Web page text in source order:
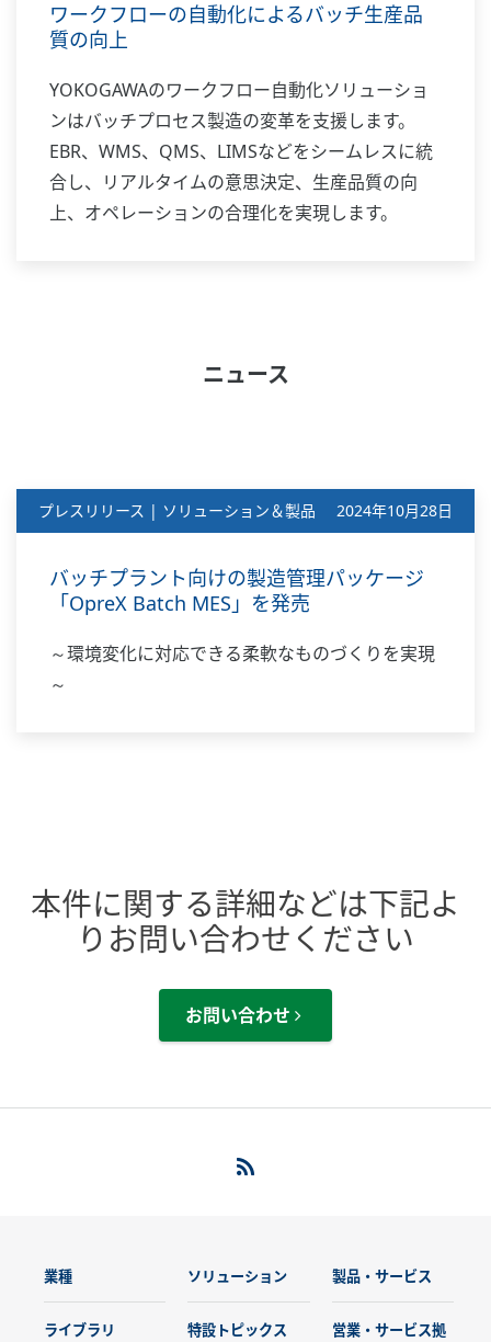
ワークフローの自動化によるバッチ生産品
質の向上
YOKOGAWAのワークフロー自動化ソリューショ
ンはバッチプロセス製造の変革を支援します。
EBR、WMS、QMS、LIMSなどをシームレスに統
合し、リアルタイムの意思決定、生産品質の向
上、オペレーションの合理化を実現します。
ニュース
プレスリリース | ソリューション＆製品 2024年10月28日
バッチプラント向けの製造管理パッケージ
「OpreX Batch MES」を発売
～環境変化に対応できる柔軟なものづくりを実現
～
本件に関する詳細などは下記よ
りお問い合わせください
お問い合わせ
業種 ソリューション 製品・サービス
ライブラリ 特設トピックス 営業・サービス拠